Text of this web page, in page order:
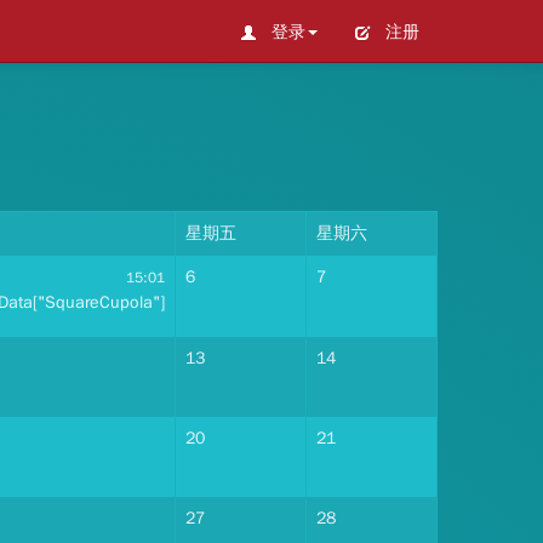
登录 注册
星期五 星期六
15:01 6 7
13 14
20 21
27 28